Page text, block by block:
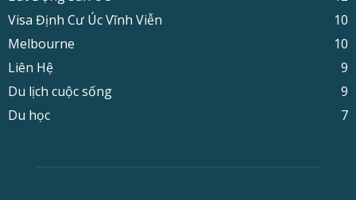
Visa Định Cư Úc Vĩnh Viễn
10
Melbourne
10
Liên Hệ
9
Du lịch cuộc sống
9
Du học
7